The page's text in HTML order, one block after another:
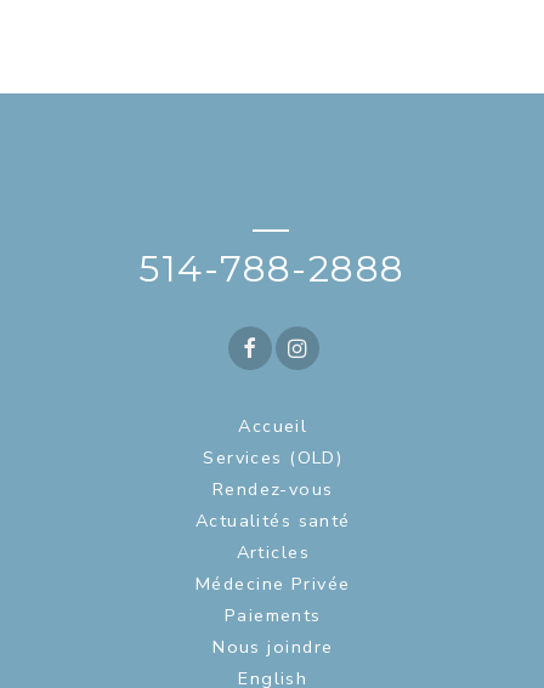
—
514-788-2888
Accueil
Services (OLD)
Rendez-vous
Actualités santé
Articles
Médecine Privée
Paiements
Nous joindre
English